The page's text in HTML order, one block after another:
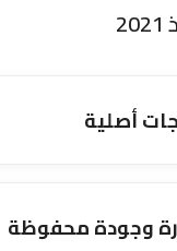
أصلية
وجودة محفوظة